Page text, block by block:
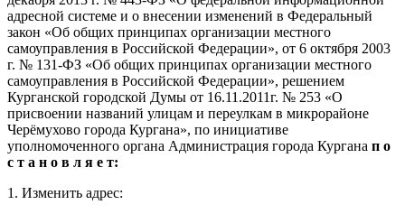
адресной системе и о внесении изменений в Федеральный
закон «Об общих принципах организации местного
самоуправления в Российской Федерации», от 6 октября 2003
г. № 131-ФЗ «Об общих принципах организации местного
самоуправления в Российской Федерации», решением
Курганской городской Думы от 16.11.2011г. № 253 «О
присвоении названий улицам и переулкам в микрорайоне
Черёмухово города Кургана», по инициативе
уполномоченного органа Администрация города Кургана п о
с т а н о в л я е т:
1. Изменить адрес: